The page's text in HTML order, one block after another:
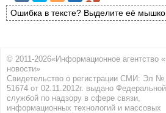
Ошибка в тексте? Выделите её
© 2011-2026«Информационное агентство
новости»
Свидетельство о регистрации СМИ: Эл
51674 от 02.11.2012г. выдано Федеральной
службой по надзору в сфере связи,
информационных технологий и массовых